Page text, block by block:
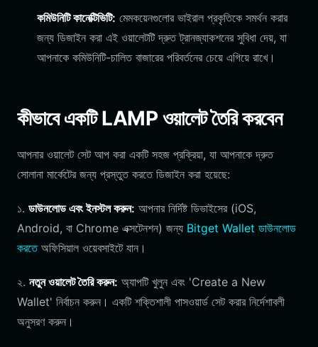
কমিউনিটি কানেক্টিভিটি: মেমকয়েনগুলোর ভাইরাল প্রকৃতিকে সমর্থন করার
জন্য ডিজাইন করা এই ওয়ালেটটি দ্রুত ট্রানজ্যাকশনের সুবিধা দেয়, যা
আপনাকে কমিউনিটি-চালিত বাজারের পরিবর্তনের চেয়ে এগিয়ে রাখে।
কীভাবে একটি LAMP ওয়ালেট তৈরি করবেন
আপনার ওয়ালেট সেট আপ করা একটি সহজ প্রক্রিয়া, যা আপনাকে দ্রুত
সোলানা মার্কেটের জন্য প্রস্তুত করতে ডিজাইন করা হয়েছে:
১. ডাউনলোড এবং ইনস্টল করুন: আপনার নির্দিষ্ট ডিভাইসের (iOS,
Android, বা Chrome এক্সটেনশন) জন্য Bitget Wallet ডাউনলোড
করতেঅফিসিয়াল ওয়েবসাইটে যান।
২. নতুন ওয়ালেট তৈরি করুন: অ্যাপটি খুলুন এবং 'Create a New
Wallet' নির্বাচন করুন। একটি শক্তিশালী পাসওয়ার্ড সেট করার নির্দেশাবলী
অনুসরণ করুন।